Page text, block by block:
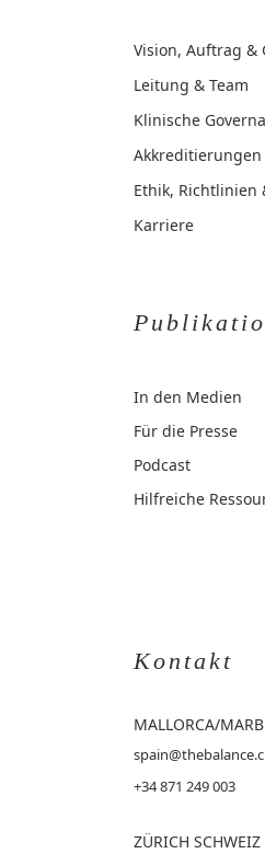
Vision, Auftrag &
Leitung & Team
Klinische
Akkreditierungen
Ethik, Richtlinien
Karriere
In den Medien
Für die Presse
Podcast
Hilfreiche
Kontakt
MALLORCA/
+34 871 249 003
ZÜRICH SCHWEIZ